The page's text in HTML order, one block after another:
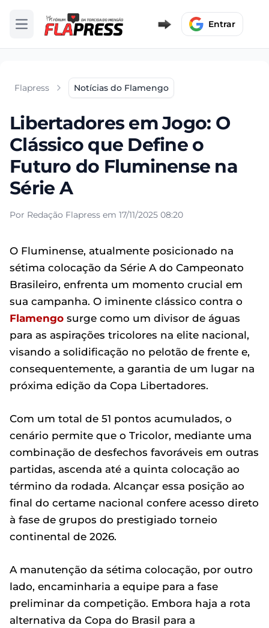
Abrir menu Entrar
Flapress Notícias do Flamengo
Libertadores em Jogo: O
Clássico que Define o
Futuro do Fluminense na
Série A
Por Redação Flapress em 17/11/2025 08:20
O Fluminense, atualmente posicionado na
sétima colocação da Série A do Campeonato
Brasileiro, enfrenta um momento crucial em
sua campanha. O iminente clássico contra o
Flamengo surge como um divisor de águas
para as aspirações tricolores na elite nacional,
visando a solidificação no pelotão de frente e,
consequentemente, a garantia de um lugar na
próxima edição da Copa Libertadores.
Com um total de 51 pontos acumulados, o
cenário permite que o Tricolor, mediante uma
combinação de desfechos favoráveis em outras
partidas, ascenda até a quinta colocação ao
término da rodada. Alcançar essa posição ao
final do certame nacional confere acesso direto
à fase de grupos do prestigiado torneio
continental de 2026.
A manutenção da sétima colocação, por outro
lado, encaminharia a equipe para a fase
preliminar da competição. Embora haja a rota
alternativa da Copa do Brasil para a